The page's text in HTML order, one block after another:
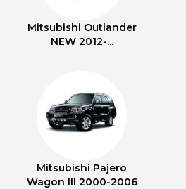
Mitsubishi Outlander
NEW 2012-...
Mitsubishi Pajero
Wagon III 2000-2006